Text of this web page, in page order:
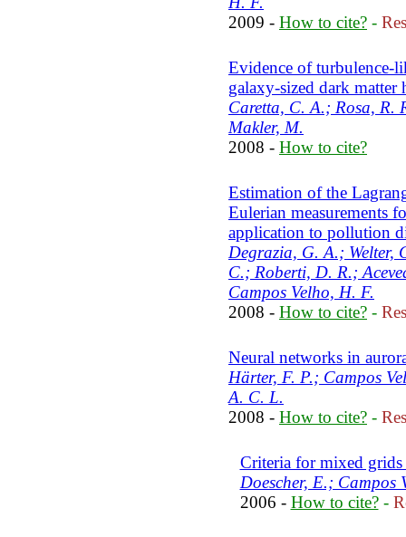
2009 - How to cite? -
Evidence of turbulence-
galaxy-sized dark matter
Caretta, C. A.; Rosa, R.
Makler, M.
2008 - How to cite?
Estimation of the
Eulerian measurements
application to pollution
Degrazia, G. A.; Welter,
C.; Roberti, D. R.;
Campos Velho, H. F.
2008 - How to cite? -
Neural networks in
Härter, F. P.; Campos
A. C. L.
2008 - How to cite? -
Criteria for mixed
Doescher, E.; Campos
2006 - How to cite?-